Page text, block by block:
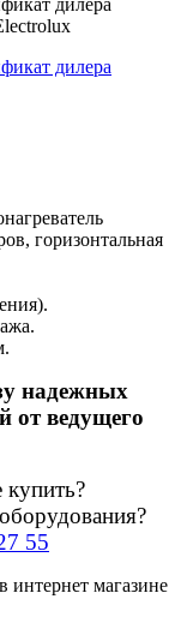
дилера
горизонтальная
надежных
от ведущего
купить?
55